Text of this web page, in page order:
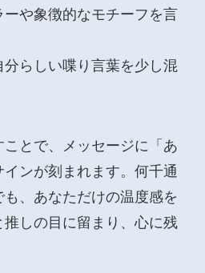
ーや象徴的なモチーフを言
分らしい喋り言葉を少し混
とで、メッセージに「あ
ンが刻まれます。何千通
、あなただけの温度感を
しの目に留まり、心に残